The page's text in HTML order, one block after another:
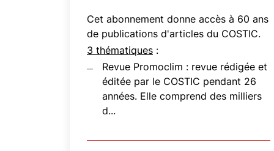
Cet abonnement donne accès à 60 ans
de publications d'articles du COSTIC.
3 thématiques :
Revue Promoclim : revue rédigée et
éditée par le COSTIC pendant 26
années. Elle comprend des milliers
d...